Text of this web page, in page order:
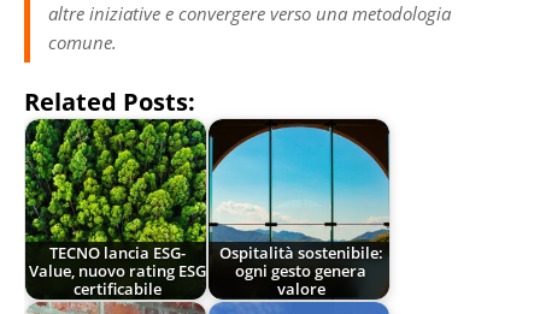
altre iniziative e convergere verso una metodologia
comune.
Related Posts:
TECNO lancia ESG-
Value, nuovo rating ESG
certificabile
Ospitalità sostenibile:
ogni gesto genera
valore